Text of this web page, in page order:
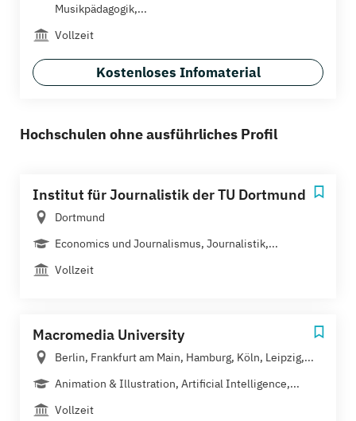
Musikpädagogik,...
Vollzeit
Kostenloses Infomaterial
Hochschulen ohne ausführliches Profil
Institut für Journalistik der TU Dortmund
Dortmund
Economics und Journalismus, Journalistik,...
Vollzeit
Macromedia University
Berlin, Frankfurt am Main, Hamburg, Köln, Leipzig,...
Animation & Illustration, Artificial Intelligence,...
Vollzeit